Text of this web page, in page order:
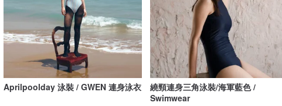
Aprilpoolday 泳裝 / GWEN 連身泳衣
繞頸連身三角泳裝/海軍藍色 /
Swimwear